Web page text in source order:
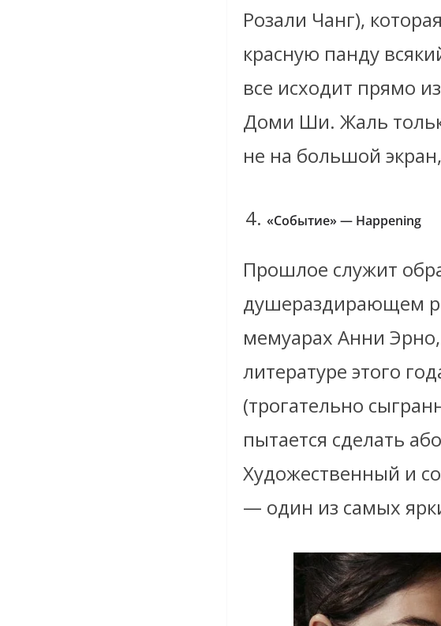
Розали Чанг),
красную панду
все исходит прямо
Доми Ши. Жаль
не на большой
«Событие» — Happening
Прошлое служит
душераздирающем
мемуарах Анни
литературе этого
(трогательно
пытается сделать
Художественный и
— один из самых